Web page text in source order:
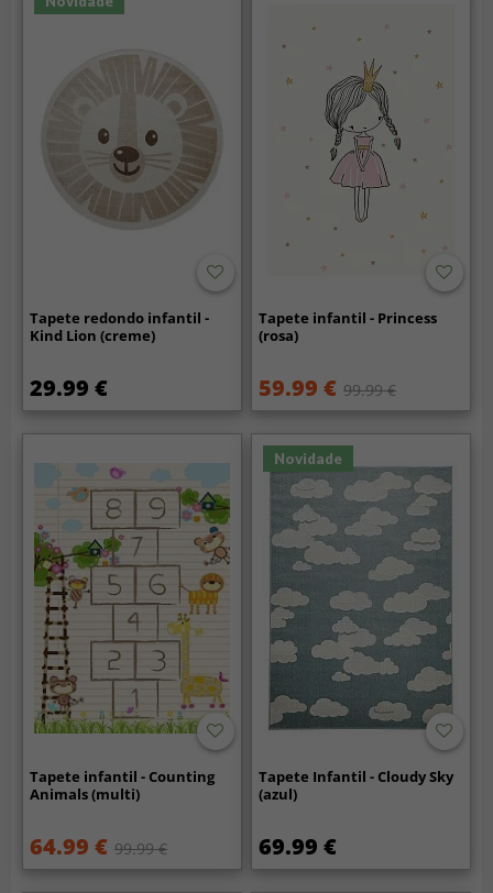
Tapete redondo infantil -
Kind Lion (creme)
29.99 €
Tapete infantil - Princess
(rosa)
59.99 € 99.99 €
Tapete infantil - Counting
Animals (multi)
64.99 € 99.99 €
Novidade
Tapete Infantil - Cloudy Sky
(azul)
69.99 €